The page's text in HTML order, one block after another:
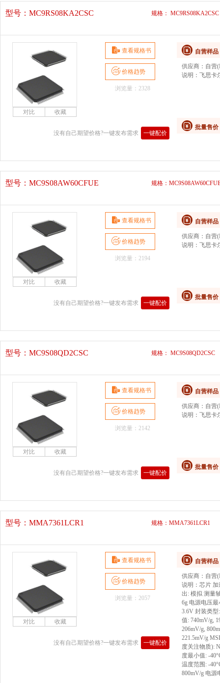
型号： MC9RS08KA2CSC 规格： MC9RS08KA2CSC
查看规格书
价格趋势
浏览量：2328
没有自己期望价格?一键发布需求 一键配价
自营样品
供应商： 自营
说明： 飞思卡
批量售价
型号： MC9S08AW60CFUE 规格：
查看规格书
价格趋势
浏览量：2194
没有自己期望价格?一键发布需求 一键配价
自营样品
供应商： 自营
说明： 飞思卡
批量售价
型号： MC9S08QD2CSC 规格： MC9S08QD2CSC
查看规格书
价格趋势
浏览量：2142
没有自己期望价格?一键发布需求 一键配价
自营样品
供应商： 自营
说明： 飞思卡
批量售价
型号： MMA7361LCR1 规格：MMA7361LCR1
查看规格书
价格趋势
浏览量：2057
没有自己期望价格?一键发布需求 一键配价
自营样品
供应商： 自营
说明： 芯片 加
出: 模拟 测量
6g 电源电压
3.6V 封装类
值: 740mV/g,
206mV/g,
221.5mV/g
度关注物质):
度最小值: -
温度范围: -
800mV/g 电源